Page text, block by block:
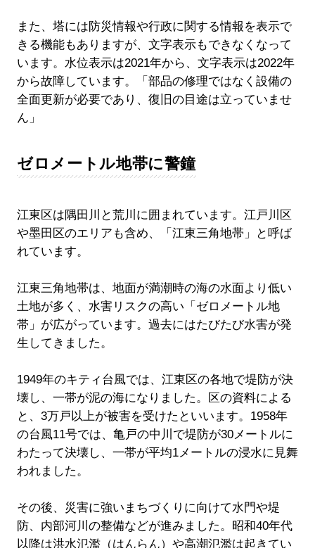
また、塔には防災情報や行政に関する情報を表示で
きる機能もありますが、文字表示もできなくなって
います。水位表示は2021年から、文字表示は2022年
から故障しています。「部品の修理ではなく設備の
全面更新が必要であり、復旧の目途は立っていませ
ん」
ゼロメートル地帯に警鐘
江東区は隅田川と荒川に囲まれています。江戸川区
や墨田区のエリアも含め、「江東三角地帯」と呼ば
れています。
江東三角地帯は、地面が満潮時の海の水面より低い
土地が多く、水害リスクの高い「ゼロメートル地
帯」が広がっています。過去にはたびたび水害が発
生してきました。
1949年のキティ台風では、江東区の各地で堤防が決
壊し、一帯が泥の海になりました。区の資料による
と、3万戸以上が被害を受けたといいます。1958年
の台風11号では、亀戸の中川で堤防が30メートルに
わたって決壊し、一帯が平均1メートルの浸水に見舞
われました。
その後、災害に強いまちづくりに向けて水門や堤
防、内部河川の整備などが進みました。昭和40年代
以降は洪水氾濫（はんらん）や高潮氾濫は起きてい